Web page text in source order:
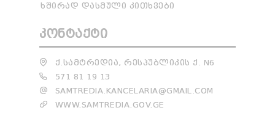
ᲮᲨᲘᲠᲐᲓ ᲓᲐᲡᲛᲣᲚᲘ ᲙᲘᲗᲮᲕᲔᲑᲘ
ᲙᲝᲜᲢᲐᲥᲢᲘ
Ქ.ᲡᲐᲛᲢᲠᲔᲓᲘᲐ, ᲠᲔᲡᲞᲣᲑᲚᲘᲙᲘᲡ Ქ. N6
571 81 19 13
SAMTREDIA.KANCELARIA@GMAIL.COM
WWW.SAMTREDIA.GOV.GE